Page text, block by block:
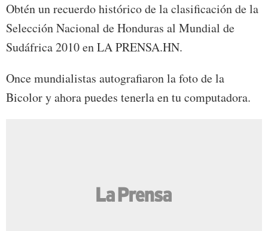
Obtén un recuerdo histórico de la clasificación de la
Selección Nacional de Honduras al Mundial de
Sudáfrica 2010 en LA PRENSA.HN.
Once mundialistas autografiaron la foto de la
Bicolor y ahora puedes tenerla en tu computadora.